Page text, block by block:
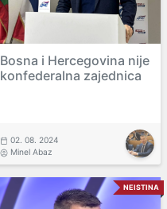
Bosna i Hercegovina nije
konfederalna zajednica
02. 08. 2024
Minel Abaz
NEISTINA